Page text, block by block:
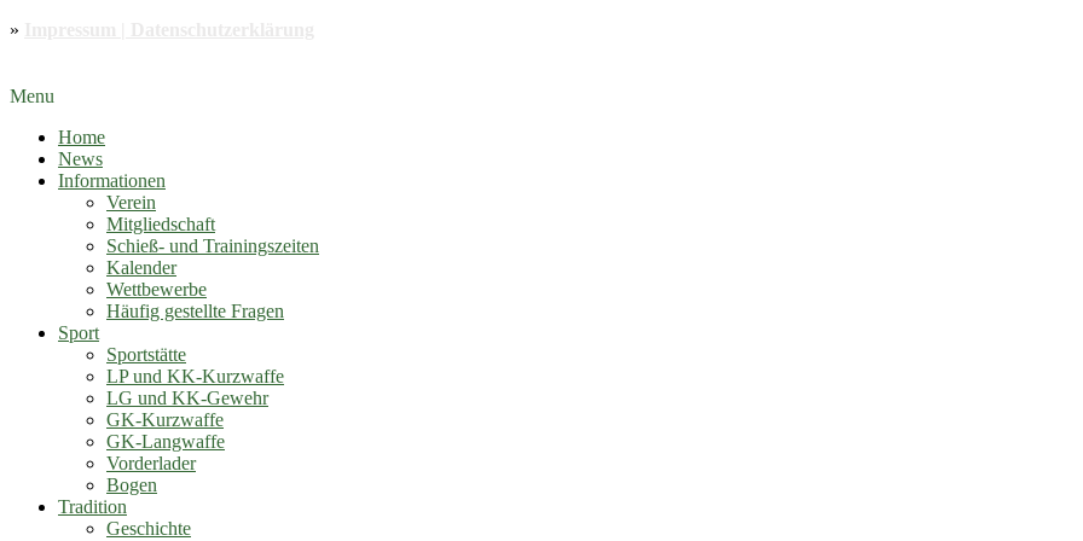
»
Menu
Home
News
Informationen
Verein
Mitgliedschaft
Schieß- und Trainingszeiten
Kalender
Wettbewerbe
Häufig gestellte Fragen
Sport
Sportstätte
LP und KK-Kurzwaffe
LG und KK-Gewehr
GK-Kurzwaffe
GK-Langwaffe
Vorderlader
Bogen
Tradition
Geschichte